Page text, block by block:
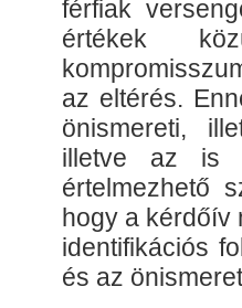
férfiak
értékek
az eltérés.
önismereti,
illetve az is
értelmezhető
hogy a kérdőív
identifikációs
és az